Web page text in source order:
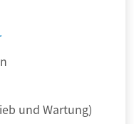
und Wartung)